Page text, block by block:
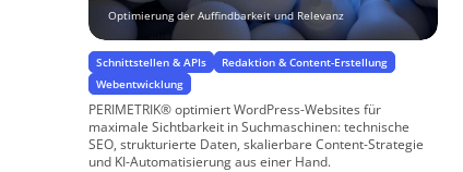
Optimierung der Auffindbarkeit und Relevanz
Schnittstellen & APIs
Redaktion & Content-Erstellung
Webentwicklung
PERIMETRIK® optimiert WordPress-Websites für
maximale Sichtbarkeit in Suchmaschinen: technische
SEO, strukturierte Daten, skalierbare Content-Strategie
und KI-Automatisierung aus einer Hand.